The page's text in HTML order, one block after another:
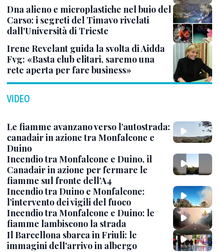
Dna alieno e microplastiche nel buio del
Carso: i segreti del Timavo rivelati
dall'Università di Trieste
Irene Revelant guida la svolta di Aidda
Fvg: «Basta club elitari, saremo una
rete aperta per fare business»
VIDEO
Le fiamme avanzano verso l’autostrada:
canadair in azione tra Monfalcone e
Duino
Incendio tra Monfalcone e Duino, il
Canadair in azione per fermare le
fiamme sul fronte dell’A4
Incendio tra Duino e Monfalcone:
l’intervento dei vigili del fuoco
Incendio tra Monfalcone e Duino: le
fiamme lambiscono la strada
Il Barcellona sbarca in Friuli: le
immagini dell'arrivo in albergo